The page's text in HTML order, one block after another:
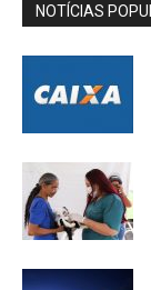
NOTÍCIAS